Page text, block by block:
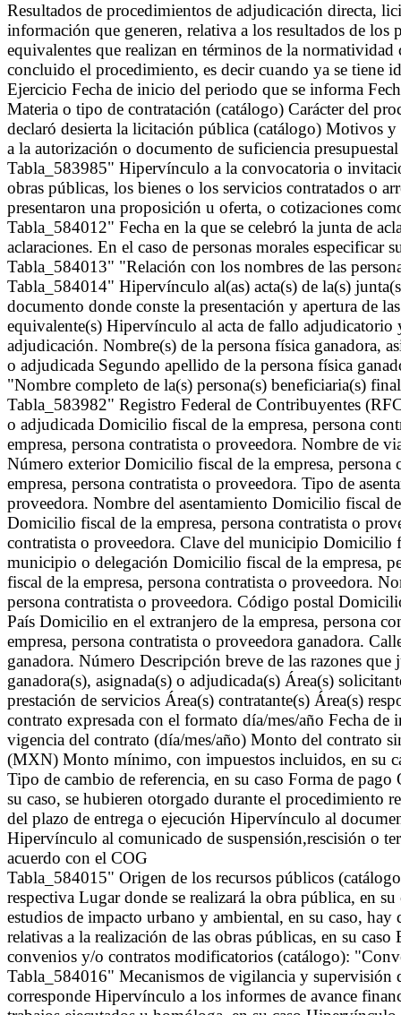
Resultados de procedimientos de adjudicación
información que generen, relativa a los resultados de
equivalentes que realizan en términos de la
concluido el procedimiento, es decir cuando ya se tiene
Ejercicio Fecha de inicio del periodo que se informa
Materia o tipo de contratación (catálogo) Carácter del
declaró desierta la licitación pública (catálogo) Motivos
a la autorización o documento de suficiencia
Tabla_583985" Hipervínculo a la convocatoria o
obras públicas, los bienes o los servicios contratados o
presentaron una proposición u oferta, o cotizaciones
Tabla_584012" Fecha en la que se celebró la junta de
aclaraciones. En el caso de personas morales especificar
Tabla_584013" "Relación con los nombres de las
Tabla_584014" Hipervínculo al(as) acta(s) de la(s)
documento donde conste la presentación y apertura de
equivalente(s) Hipervínculo al acta de fallo
adjudicación. Nombre(s) de la persona física ganadora,
o adjudicada Segundo apellido de la persona física
"Nombre completo de la(s) persona(s) beneficiaria(s)
Tabla_583982" Registro Federal de Contribuyentes
o adjudicada Domicilio fiscal de la empresa, persona
empresa, persona contratista o proveedora. Nombre de
Número exterior Domicilio fiscal de la empresa,
empresa, persona contratista o proveedora. Tipo de
proveedora. Nombre del asentamiento Domicilio fiscal
Domicilio fiscal de la empresa, persona contratista o
contratista o proveedora. Clave del municipio Domicilio
municipio o delegación Domicilio fiscal de la empresa,
fiscal de la empresa, persona contratista o proveedora.
persona contratista o proveedora. Código postal
País Domicilio en el extranjero de la empresa, persona
empresa, persona contratista o proveedora ganadora.
ganadora. Número Descripción breve de las razones
ganadora(s), asignada(s) o adjudicada(s) Área(s)
prestación de servicios Área(s) contratante(s) Área(s)
contrato expresada con el formato día/mes/año Fecha
vigencia del contrato (día/mes/año) Monto del contrato
(MXN) Monto mínimo, con impuestos incluidos, en su
Tipo de cambio de referencia, en su caso Forma de
su caso, se hubieren otorgado durante el procedimiento
del plazo de entrega o ejecución Hipervínculo al
Hipervínculo al comunicado de suspensión,rescisión o
acuerdo con el COG
Tabla_584015" Origen de los recursos públicos
respectiva Lugar donde se realizará la obra pública, en
estudios de impacto urbano y ambiental, en su caso,
relativas a la realización de las obras públicas, en su
convenios y/o contratos modificatorios (catálogo):
Tabla_584016" Mecanismos de vigilancia y supervisión
corresponde Hipervínculo a los informes de avance